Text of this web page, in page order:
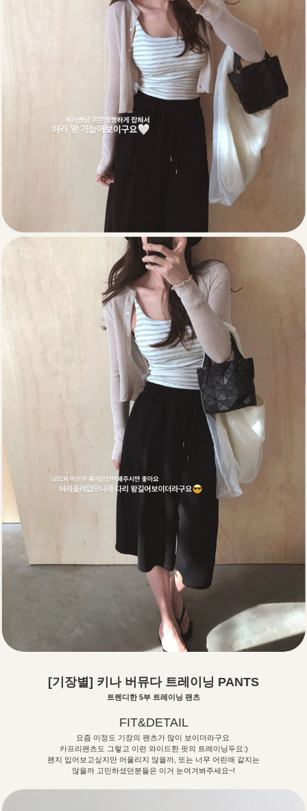
[기장별] 키나 버뮤다 트레이닝 PANTS
트렌디한 5부 트레이닝 팬츠
FIT&DETAIL
요즘 이정도 기장의 팬츠가 많이 보이더라구요
카프리팬츠도 그렇고 이런 와이드한 핏의 트레이닝두요:)
왠지 입어보고싶지만 어울리지 않을까, 또는 너무 어린애 같지는
않을까 고민하셨던분들은 이거 눈여겨봐주세요~!